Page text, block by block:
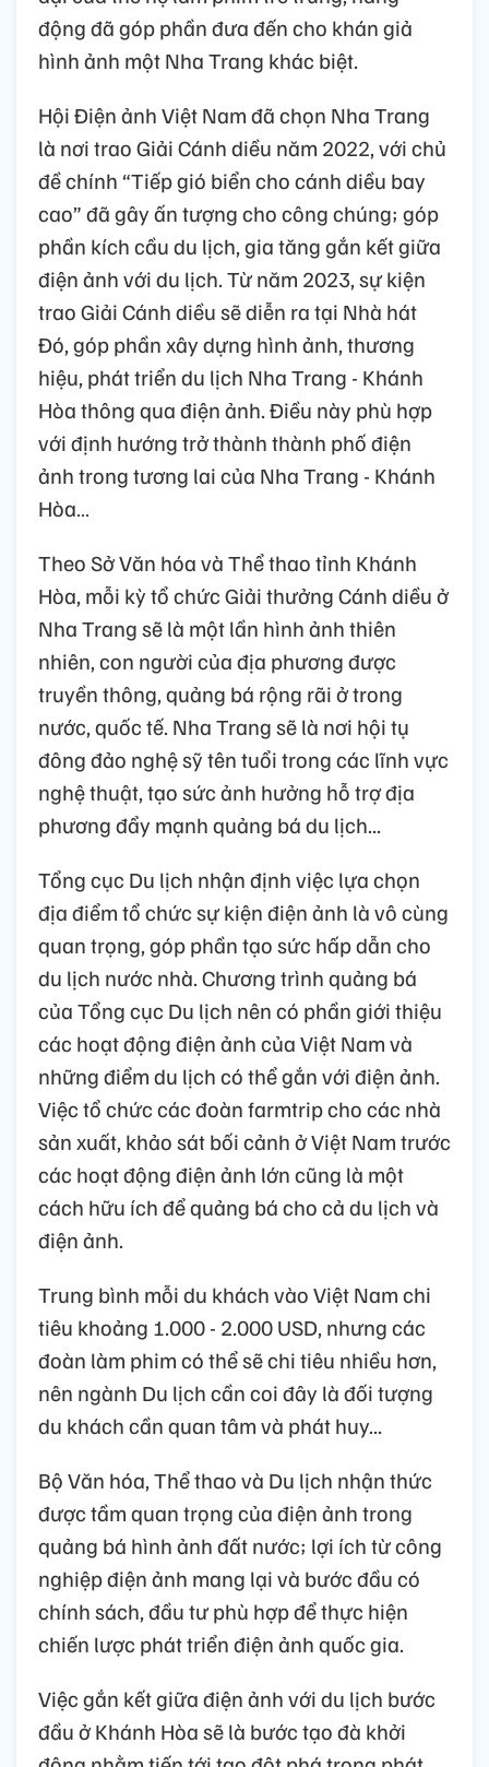
động đã góp phần đưa đến cho khán giả
hình ảnh một Nha Trang khác biệt.
Hội Điện ảnh Việt Nam đã chọn Nha Trang
là nơi trao Giải Cánh diều năm 2022, với chủ
đề chính “Tiếp gió biển cho cánh diều bay
cao” đã gây ấn tượng cho công chúng; góp
phần kích cầu du lịch, gia tăng gắn kết giữa
điện ảnh với du lịch. Từ năm 2023, sự kiện
trao Giải Cánh diều sẽ diễn ra tại Nhà hát
Đó, góp phần xây dựng hình ảnh, thương
hiệu, phát triển du lịch Nha Trang - Khánh
Hòa thông qua điện ảnh. Điều này phù hợp
với định hướng trở thành thành phố điện
ảnh trong tương lai của Nha Trang - Khánh
Hòa…
Theo Sở Văn hóa và Thể thao tỉnh Khánh
Hòa, mỗi kỳ tổ chức Giải thưởng Cánh diều ở
Nha Trang sẽ là một lần hình ảnh thiên
nhiên, con người của địa phương được
truyền thông, quảng bá rộng rãi ở trong
nước, quốc tế. Nha Trang sẽ là nơi hội tụ
đông đảo nghệ sỹ tên tuổi trong các lĩnh vực
nghệ thuật, tạo sức ảnh hưởng hỗ trợ địa
phương đẩy mạnh quảng bá du lịch...
Tổng cục Du lịch nhận định việc lựa chọn
địa điểm tổ chức sự kiện điện ảnh là vô cùng
quan trọng, góp phần tạo sức hấp dẫn cho
du lịch nước nhà. Chương trình quảng bá
của Tổng cục Du lịch nên có phần giới thiệu
các hoạt động điện ảnh của Việt Nam và
những điểm du lịch có thể gắn với điện ảnh.
Việc tổ chức các đoàn farmtrip cho các nhà
sản xuất, khảo sát bối cảnh ở Việt Nam trước
các hoạt động điện ảnh lớn cũng là một
cách hữu ích để quảng bá cho cả du lịch và
điện ảnh.
Trung bình mỗi du khách vào Việt Nam chi
tiêu khoảng 1.000 - 2.000 USD, nhưng các
đoàn làm phim có thể sẽ chi tiêu nhiều hơn,
nên ngành Du lịch cần coi đây là đối tượng
du khách cần quan tâm và phát huy...
Bộ Văn hóa, Thể thao và Du lịch nhận thức
được tầm quan trọng của điện ảnh trong
quảng bá hình ảnh đất nước; lợi ích từ công
nghiệp điện ảnh mang lại và bước đầu có
chính sách, đầu tư phù hợp để thực hiện
chiến lược phát triển điện ảnh quốc gia.
Việc gắn kết giữa điện ảnh với du lịch bước
đầu ở Khánh Hòa sẽ là bước tạo đà khởi